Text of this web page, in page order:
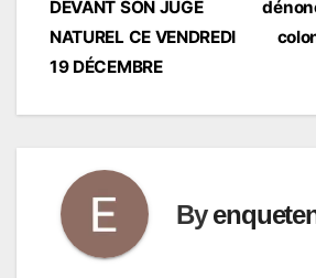
DEVANT SON JUGE
NATUREL CE VENDREDI
19 DÉCEMBRE
By